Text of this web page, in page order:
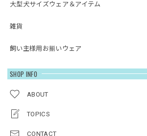
大型犬サイズウェア＆アイテム
雑貨
飼い主様用お揃いウェア
SHOP INFO
ABOUT
TOPICS
CONTACT